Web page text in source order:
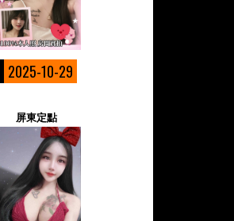
2025-10-29
屏東定點